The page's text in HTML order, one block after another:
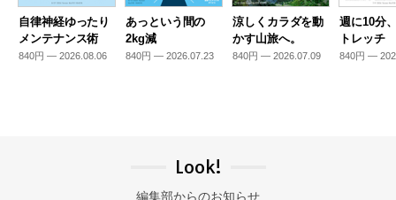
自律神経ゆったり
メンテナンス術
840円 — 2026.08.06
あっという間の
2kg減
840円 — 2026.07.23
涼しくカラダを動
かす山旅へ。
840円 — 2026.07.09
週に10分
トレッチ
840円 —
Look!
編集部からのお知らせ